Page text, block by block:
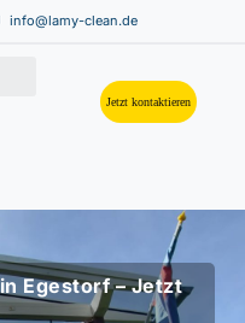
info@lamy-clean.de
Jetzt kontaktieren
Egestorf – Jetzt